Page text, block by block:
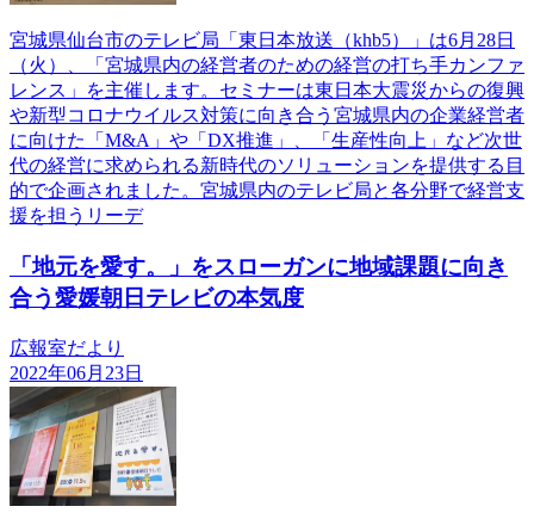
宮城県仙台市のテレビ局「東日本放送（khb5）」は6月28日
（火）、「宮城県内の経営者のための経営の打ち手カンファ
レンス」を主催します。セミナーは東日本大震災からの復興
や新型コロナウイルス対策に向き合う宮城県内の企業経営者
に向けた「M&A」や「DX推進」、「生産性向上」など次世
代の経営に求められる新時代のソリューションを提供する目
的で企画されました。宮城県内のテレビ局と各分野で経営支
援を担うリーデ
「地元を愛す。」をスローガンに地域課題に向き
合う愛媛朝日テレビの本気度
広報室だより
2022年06月23日